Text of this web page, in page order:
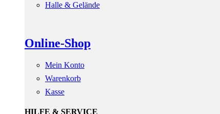
Halle & Gelände
Online-Shop
Mein Konto
Warenkorb
Kasse
HILFE & SERVICE